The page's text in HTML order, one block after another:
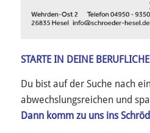
STARTE IN DEINE
Du bist auf der Suche nach
abwechslungsreichen und
Dann komm zu uns ins